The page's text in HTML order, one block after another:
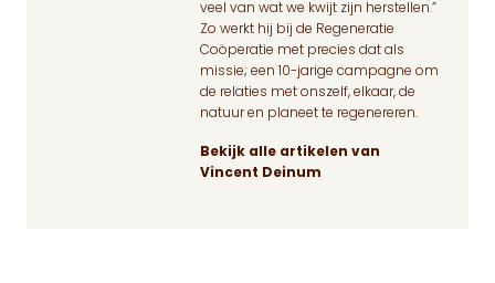
veel van wat we kwijt zijn herstellen.”
Zo werkt hij bij de Regeneratie
Coöperatie met precies dat als
missie; een 10-jarige campagne om
de relaties met onszelf, elkaar, de
natuur en planeet te regenereren.
Bekijk alle artikelen van
Vincent Deinum